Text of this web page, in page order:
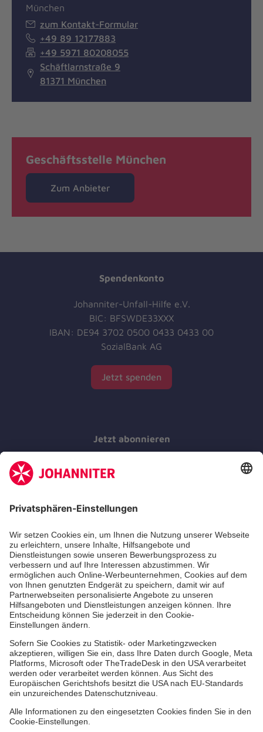
München
zum Kontakt-Formular
+49 89 12177883
+49 5971 80208055
Schäftlarnstraße 9
81371 München
Geschäftsstelle München
Zum Anbieter
Spendenkonto
Johanniter-Unfall-Hilfe e.V.
BIC: BFSWDE33XXX
IBAN: DE94 3702 0500 0433 0433 00
SozialBank AG
Jetzt spenden
Jetzt abonnieren
Abständen über unsere Arbeit.
Jetzt abonnieren
Zertifizierung der Johanniter-Unfall-Hilfe e.V.
Über uns
Vor Ort
Johanniter-Jugend